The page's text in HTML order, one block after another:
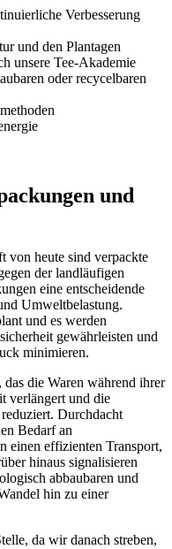
Verbesserung
und den Plantagen
unsere Tee-Akademie
oder recycelbaren
und
von heute sind verpackte
der landläufigen
eine entscheidende
Umweltbelastung.
und es werden
gewährleisten und
minimieren.
die Waren während ihrer
verlängert und die
Durchdacht
Bedarf an
einen effizienten Transport,
hinaus signalisieren
abbaubaren und
hin zu einer
da wir danach streben,